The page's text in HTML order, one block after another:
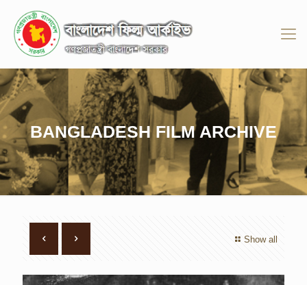
BANGLADESH FILM ARCHIVE
Show all